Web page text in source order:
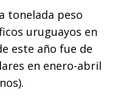
tonelada peso
uruguayos en
este año fue de
en enero-abril